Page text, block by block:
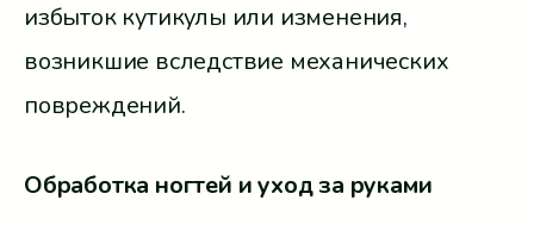
избыток кутикулы или изменения,
возникшие вследствие механических
повреждений.
Обработка ногтей и уход за руками